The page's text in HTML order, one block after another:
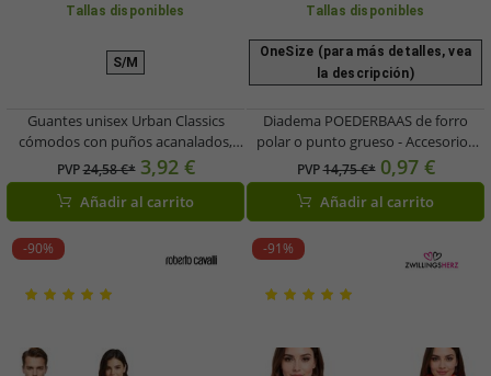
Tallas disponibles
S/M
Guantes unisex Urban Classics
cómodos con puños acanalados,
color negro.
PVP24,58 €* 3,92 €
Añadir al carrito
Tallas disponibles
OneSize (para más detalles, vea
la descripción)
Diadema POEDERBAAS de forro
polar o punto grueso - Accesorios
deportivos - Material deportivo -
Negro o Antracita
PVP14,75 €* 0,97 €
Añadir al carrito
-90% -91%